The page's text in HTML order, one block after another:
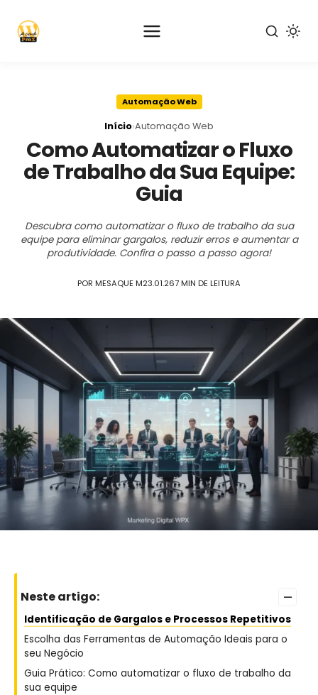
principal
Automação Web
Início›Automação Web
Como Automatizar o Fluxo
de Trabalho da Sua Equipe:
Guia
Descubra como automatizar o fluxo de trabalho da sua
equipe para eliminar gargalos, reduzir erros e aumentar a
produtividade. Confira o passo a passo agora!
POR MESAQUE M23.01.267 MIN DE LEITURA
Neste artigo: –
Identificação de Gargalos e Processos Repetitivos
Escolha das Ferramentas de Automação Ideais para o
seu Negócio
Guia Prático: Como automatizar o fluxo de trabalho da
sua equipe